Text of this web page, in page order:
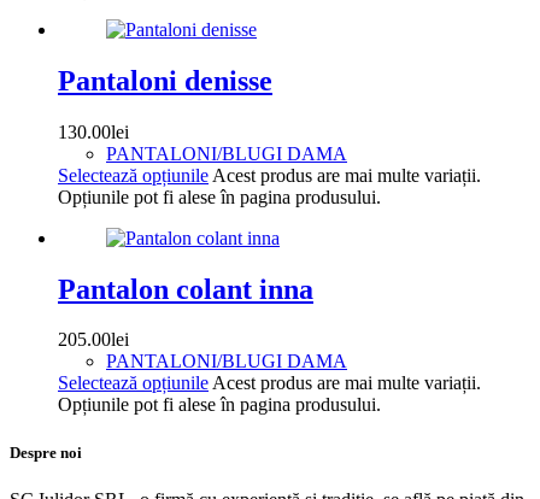
Pantaloni denisse
130.00lei
PANTALONI/BLUGI DAMA
Selectează opțiunile Acest produs are mai multe variații.
Opțiunile pot fi alese în pagina produsului.
Pantalon colant inna
205.00lei
PANTALONI/BLUGI DAMA
Selectează opțiunileAcest produs are mai multe variații.
Opțiunile pot fi alese în pagina produsului.
Despre noi